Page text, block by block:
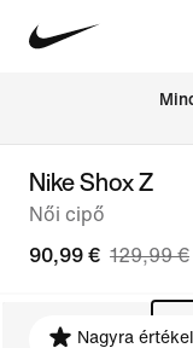
Nike Shox Z
Női cipő
90,99 € 129,99 €
Nagyra